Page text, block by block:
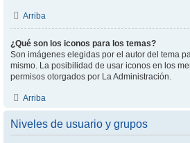
Arriba
¿Qué son los iconos para los temas?
Son imágenes elegidas por el autor del tema
mismo. La posibilidad de usar iconos en los
permisos otorgados por La Administración.
Arriba
Niveles de usuario y grupos